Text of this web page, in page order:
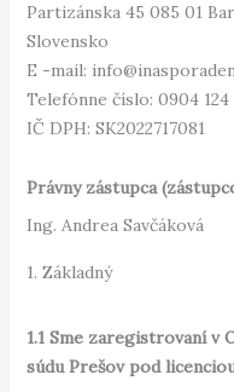
Partizánska 45 085 01
Slovensko
E -mail: info@
Telefónne číslo: 0904 124
IČ DPH: SK2022717081
Právny zástupca
Ing. Andrea Savčáková
1. Základný
1.1 Sme zaregistrovaní
súdu Prešov pod